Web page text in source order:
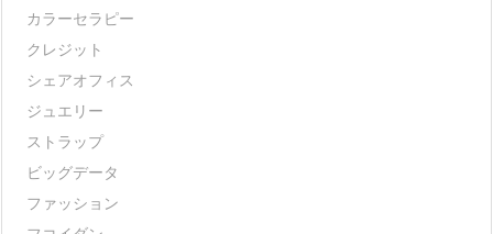
カラーセラピー
クレジット
シェアオフィス
ジュエリー
ストラップ
ビッグデータ
ファッション